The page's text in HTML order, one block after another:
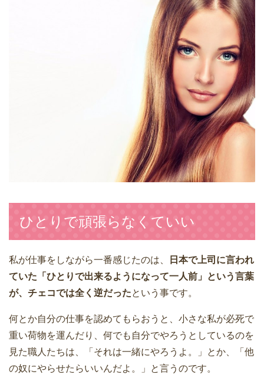
ひとりで頑張らなくていい
私が仕事をしながら一番感じたのは、
日本で上司に言われ
ていた「ひとりで出来るようになって一人前」という言葉
が、チェコでは全く逆だったという事です。
何とか自分の仕事を認めてもらおうと、小さな私が必死で
重い荷物を運んだり、何でも自分でやろうとしているのを
見た職人たちは、「それは一緒にやろうよ。」とか、「他
の奴にやらせたらいいんだよ。」と言うのです。